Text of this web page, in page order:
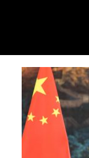
お問い合わせ